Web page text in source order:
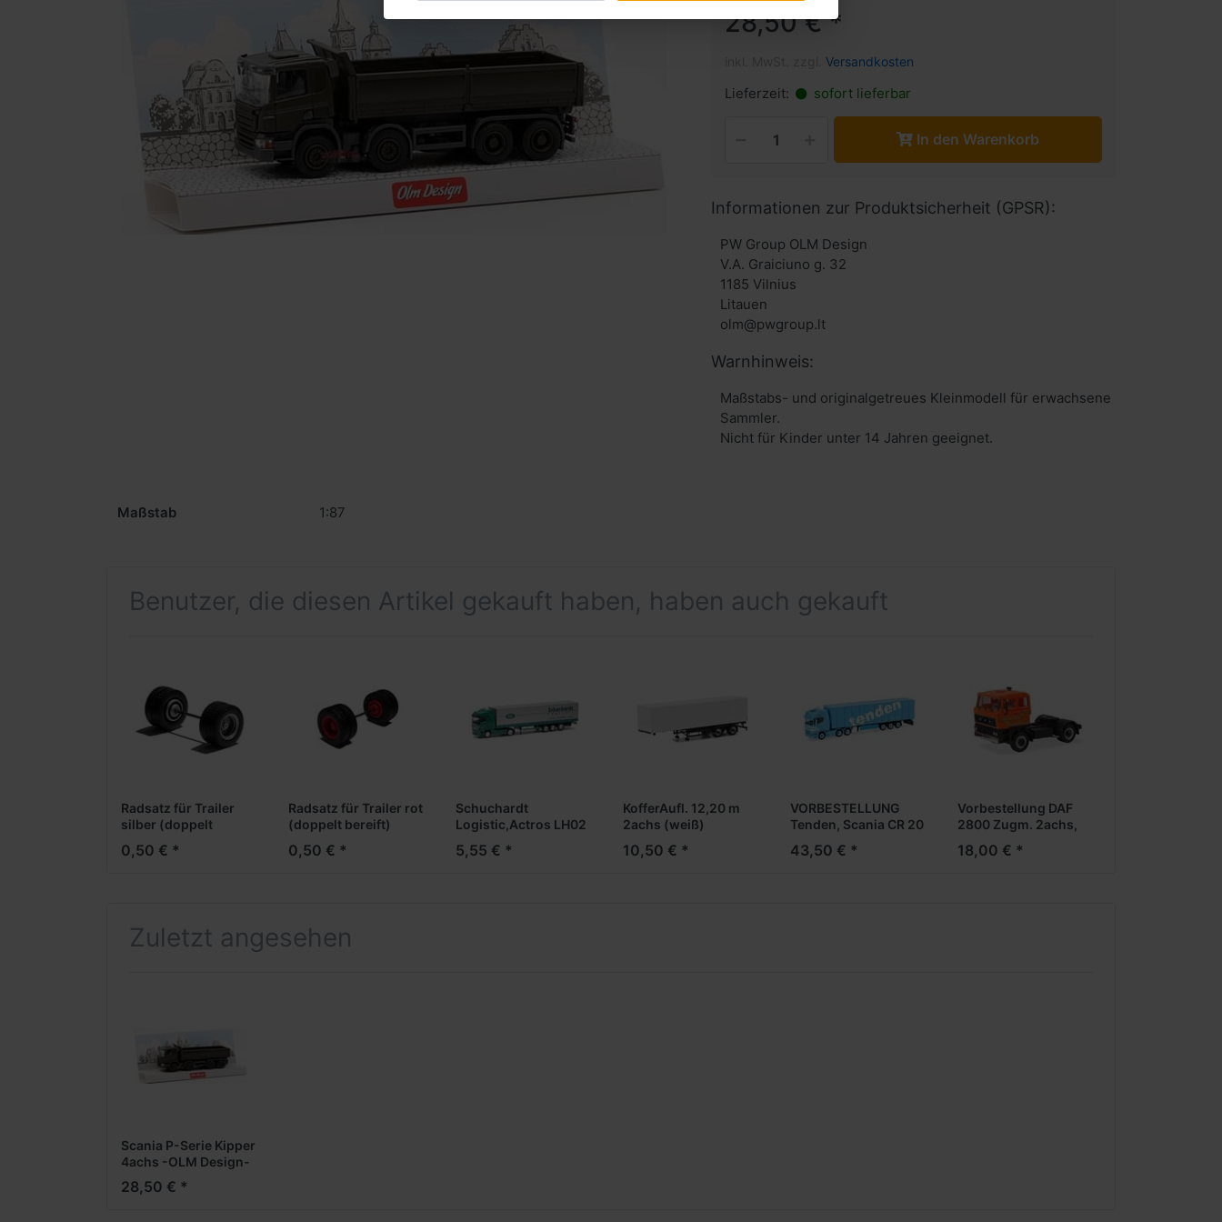
28,50 € *
Versandkosten
Lieferzeit: sofort lieferbar
In den Warenkorb
Informationen zur Produktsicherheit (GPSR):
PW Group OLM Design
V.A. Graiciuno g. 32
1185 Vilnius
Litauen
olm@pwgroup.lt
Warnhinweis:
Maßstabs- und originalgetreues Kleinmodell für erwachsene
Sammler.
Nicht für Kinder unter 14 Jahren geeignet.
Maßstab 1:87
Benutzer, die diesen Artikel gekauft haben, haben auch gekauft
Radsatz für Trailer
silber (doppelt
0,50 € *
Radsatz für Trailer rot
(doppelt bereift)
0,50 € *
Schuchardt
Logistic,Actros LH02
AWM-
5,55 € *
KofferAufl. 12,20 m
2achs (weiß)
10,50 € *
VORBESTELLUNG
Tenden, Scania CR 20
EuroKüKoAufl. (N)
43,50 € *
Vorbestellung DAF
2800 Zugm. 2achs,
(NH05/06.2026)
18,00 € *
Zuletzt angesehen
Scania P-Serie Kipper
4achs -OLM Design-
(oliv) -- geringe
Stückzahl --
28,50 € *